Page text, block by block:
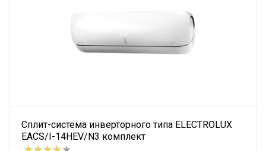
Сплит-система инверторного типа ELECTROLUX
EACS/I-14HEV/N3 комплект